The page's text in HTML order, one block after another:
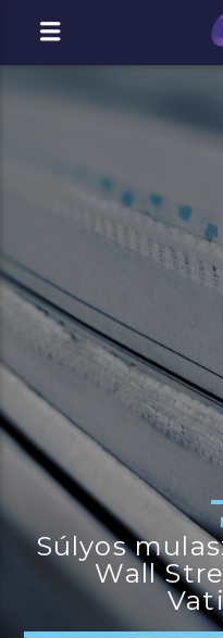
MOST ADÁSBAN
MannaFM
JELENLEGI MŰSOR
MANNA
Súlyos
Wall